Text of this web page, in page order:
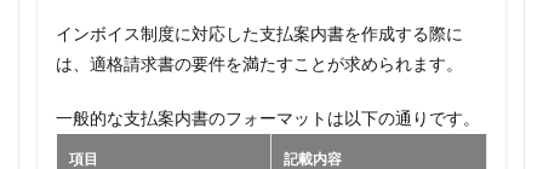
インボイス制度に対応した支払案内書を作成する際に
は、適格請求書の要件を満たすことが求められます。
一般的な支払案内書のフォーマットは以下の通りです。
項目 記載内容